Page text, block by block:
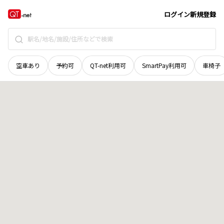
ログイン新規登録
空車あり 予約可 QT-net利用可 SmartPay利用可 車椅子
群馬県